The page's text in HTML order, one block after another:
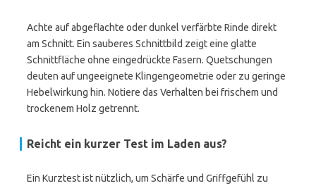
Achte auf abgeflachte oder dunkel verfärbte Rinde direkt
am Schnitt. Ein sauberes Schnittbild zeigt eine glatte
Schnittfläche ohne eingedrückte Fasern. Quetschungen
deuten auf ungeeignete Klingengeometrie oder zu geringe
Hebelwirkung hin. Notiere das Verhalten bei frischem und
trockenem Holz getrennt.
Reicht ein kurzer Test im Laden aus?
Ein Kurztest ist nützlich, um Schärfe und Griffgefühl zu